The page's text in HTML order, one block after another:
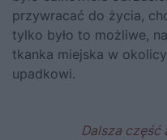
przywracać do życia,
tylko było to możliwe,
tkanka miejska w
upadkowi.
Dalsza część